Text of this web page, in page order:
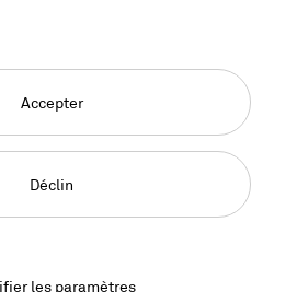
- Bac à vieux papier
les paramètres
Déclin
Accepter